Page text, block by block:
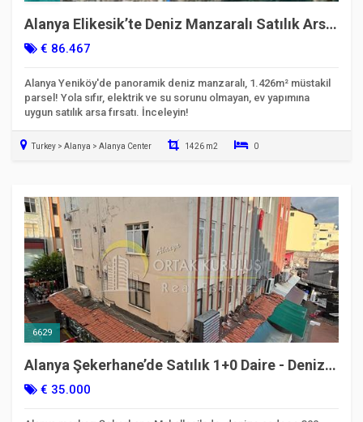
Alanya Elikesik’te Deniz Manzaralı Satılık Arsa
| 1.426m² - Kod 6627
€ 86.467
Alanya Yeniköy'de panoramik deniz manzaralı, 1.426m² müstakil
parsel! Yola sıfır, elektrik ve su sorunu olmayan, ev yapımına
uygun satılık arsa fırsatı. İnceleyin!
Turkey > Alanya > Alanya Center 1426 m2 0
6629
Alanya Şekerhane’de Satılık 1+0 Daire - Denize
300m | Kod: 6629
€ 35.000